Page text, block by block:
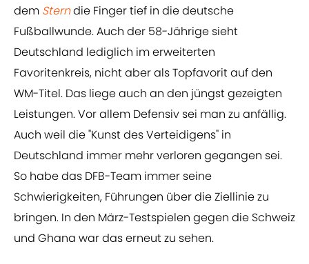
dem Sterndie Finger tief in die deutsche
Fußballwunde. Auch der 58-Jährige sieht
Deutschland lediglich im erweiterten
Favoritenkreis, nicht aber als Topfavorit auf den
WM-Titel. Das liege auch an den jüngst gezeigten
Leistungen. Vor allem Defensiv sei man zu anfällig.
Auch weil die "Kunst des Verteidigens" in
Deutschland immer mehr verloren gegangen sei.
So habe das DFB-Team immer seine
Schwierigkeiten, Führungen über die Ziellinie zu
bringen. In den März-Testspielen gegen die Schweiz
und Ghana war das erneut zu sehen.